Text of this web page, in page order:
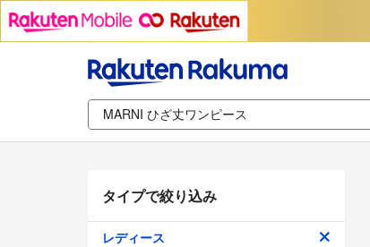
タイプで絞り込み
レディース